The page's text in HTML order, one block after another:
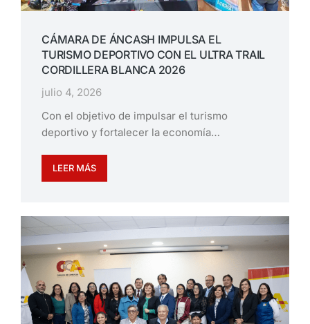
CÁMARA DE ÁNCASH IMPULSA EL
TURISMO DEPORTIVO CON EL ULTRA TRAIL
CORDILLERA BLANCA 2026
julio 4, 2026
Con el objetivo de impulsar el turismo
deportivo y fortalecer la economía…
LEER MÁS